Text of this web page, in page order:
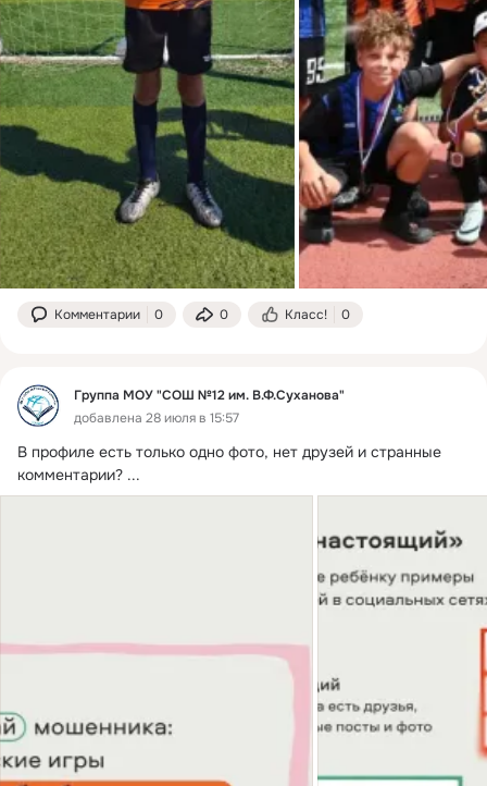
Комментарии 0 0 Класс! 0
Группа МОУ "СОШ №12 им. В.Ф.Суханова"
добавлена 28 июля в 15:57
В профиле есть только одно фото, нет друзей и странные
комментарии? ...